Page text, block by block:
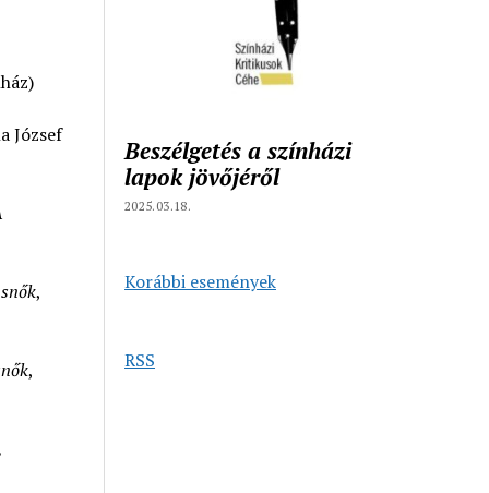
József
,
,
Beszélgetés a színházi
lapok jövőjéről
2025.03.18.
Korábbi események
RSS